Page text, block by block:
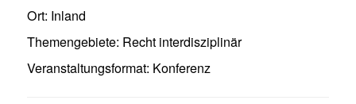
Ort: Inland
Themengebiete: Recht interdisziplinär
Veranstaltungsformat: Konferenz